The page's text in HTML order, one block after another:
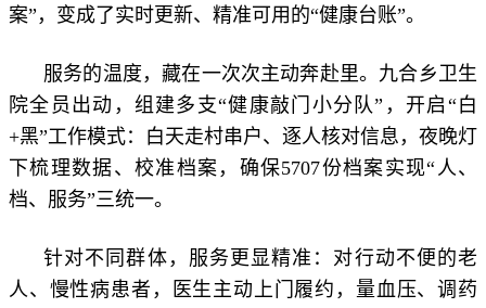
案”，变成了实时更新、精准可用的“健康台账”。
服务的温度，藏在一次次主动奔赴里。九合乡卫生
院全员出动，组建多支“健康敲门小分队”，开启“白
+黑”工作模式：白天走村串户、逐人核对信息，夜晚灯
下梳理数据、校准档案，确保5707份档案实现“人、
档、服务”三统一。
针对不同群体，服务更显精准：对行动不便的老
人、慢性病患者，医生主动上门履约，量血压、调药